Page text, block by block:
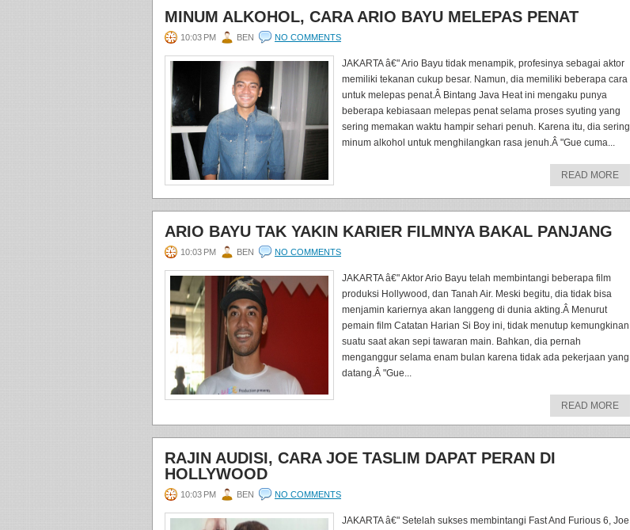
MINUM ALKOHOL, CARA ARIO BAYU MELEPAS PENAT
10:03 PM BEN NO COMMENTS
JAKARTA â€" Ario Bayu tidak menampik, profesinya sebagai aktor
memiliki tekanan cukup besar. Namun, dia memiliki beberapa cara
untuk melepas penat.Â Bintang Java Heat ini mengaku punya
beberapa kebiasaan melepas penat selama proses syuting yang
sering memakan waktu hampir sehari penuh. Karena itu, dia sering
minum alkohol untuk menghilangkan rasa jenuh.Â "Gue cuma...
READ MORE
ARIO BAYU TAK YAKIN KARIER FILMNYA BAKAL PANJANG
10:03 PM BEN NO COMMENTS
JAKARTA â€" Aktor Ario Bayu telah membintangi beberapa film
produksi Hollywood, dan Tanah Air. Meski begitu, dia tidak bisa
menjamin kariernya akan langgeng di dunia akting.Â Menurut
pemain film Catatan Harian Si Boy ini, tidak menutup kemungkinan
suatu saat akan sepi tawaran main. Bahkan, dia pernah
menganggur selama enam bulan karena tidak ada pekerjaan yang
datang.Â "Gue...
READ MORE
RAJIN AUDISI, CARA JOE TASLIM DAPAT PERAN DI
HOLLYWOOD
10:03 PM BEN NO COMMENTS
JAKARTA â€" Setelah sukses membintangi Fast And Furious 6, Joe